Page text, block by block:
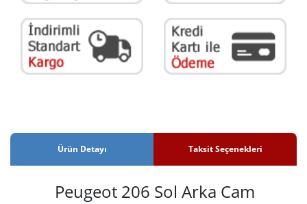
Ürün Detayı Taksit Seçenekleri
Peugeot 206 Sol Arka Cam